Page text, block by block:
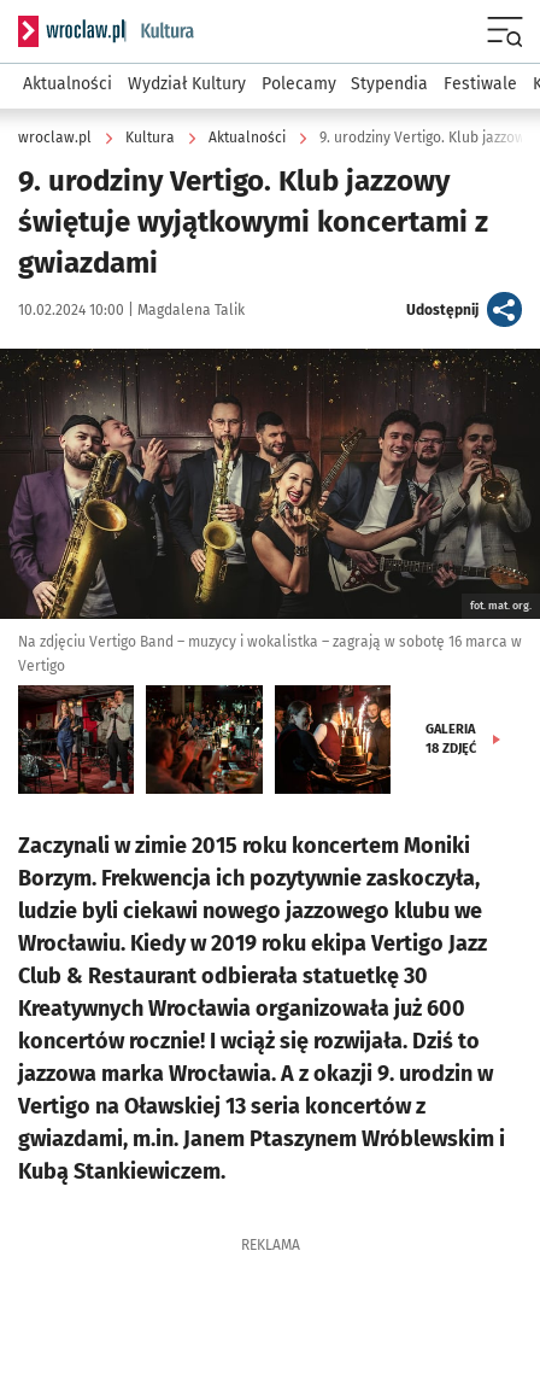
Serwis informacyjny wroclaw.pl podserwis: Kultura
Aktualności Wydział Kultury Polecamy Stypendia Festiwale
wroclaw.pl Kultura Aktualności 9. urodziny Vertigo. Klub
9. urodziny Vertigo. Klub jazzowy
świętuje wyjątkowymi koncertami z
gwiazdami
Data publikacji:
10.02.2024 10:00 | Autor:
Magdalena Talik Udostępnijartykuł
Kliknij, aby zobaczyć galerię
fot. mat. org.
Na zdjęciu Vertigo Band – muzycy i wokalistka – zagrają w sobotę 16 marca w
Vertigo
GALERIA
18 ZDJĘĆ
Zaczynali w zimie 2015 roku koncertem Moniki
Borzym. Frekwencja ich pozytywnie zaskoczyła,
ludzie byli ciekawi nowego jazzowego klubu we
Wrocławiu. Kiedy w 2019 roku ekipa Vertigo Jazz
Club & Restaurant odbierała statuetkę 30
Kreatywnych Wrocławia organizowała już 600
koncertów rocznie! I wciąż się rozwijała. Dziś to
jazzowa marka Wrocławia. A z okazji 9. urodzin w
Vertigo na Oławskiej 13 seria koncertów z
gwiazdami, m.in. Janem Ptaszynem Wróblewskim i
Kubą Stankiewiczem.
REKLAMA